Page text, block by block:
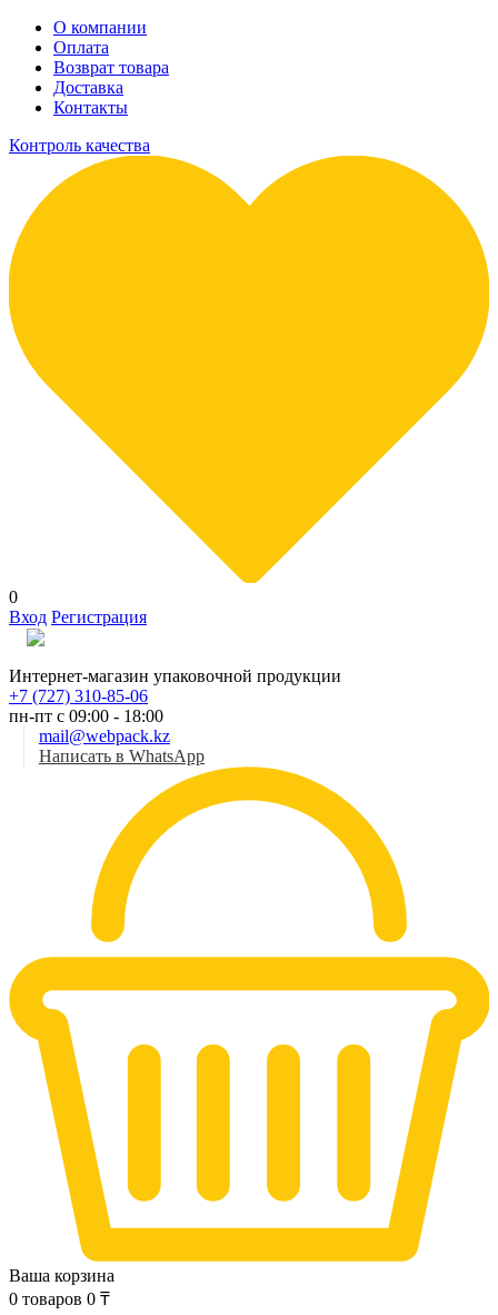
О компании
Оплата
Возврат товара
Доставка
Контакты
Контроль качества
0
Вход Регистрация
Интернет-магазин упаковочной продукции
+7 (727) 310-85-06
пн-пт с 09:00 - 18:00
mail@webpack.kz
Написать в WhatsApp
Ваша корзина
0 товаров 0 ₸